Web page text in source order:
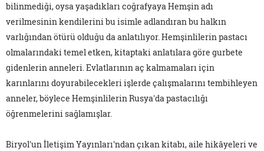
bilinmediği, oysa yaşadıkları coğrafyaya Hemşin adı
verilmesinin kendilerini bu isimle adlandıran bu halkın
varlığından ötürü olduğu da anlatılıyor. Hemşinlilerin pastacı
olmalarındaki temel etken, kitaptaki anlatılara göre gurbete
gidenlerin anneleri. Evlatlarının aç kalmamaları için
karınlarını doyurabilecekleri işlerde çalışmalarını tembihleyen
anneler, böylece Hemşinlilerin Rusya'da pastacılığı
öğrenmelerini sağlamışlar.
Biryol'unİletişim Yayınları'ndan çıkan kitabı, aile hikâyeleri ve